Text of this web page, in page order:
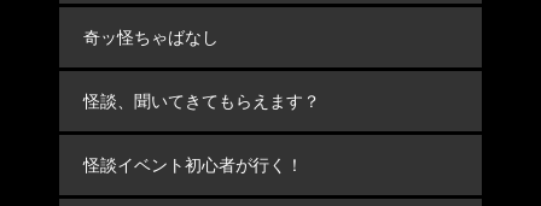
奇ッ怪ちゃばなし
怪談、聞いてきてもらえます？
怪談イベント初心者が行く！